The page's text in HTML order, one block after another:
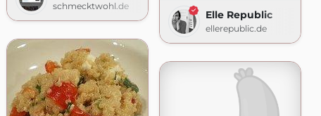
schmecktwohl.de
Elle Republic
ellerepublic.de